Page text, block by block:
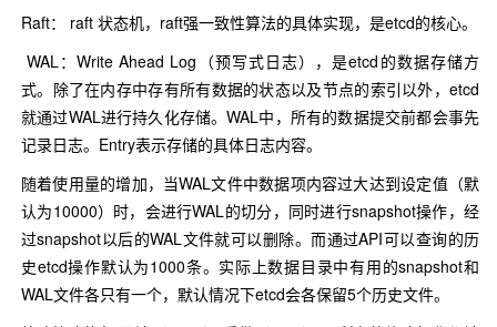
Raft： raft 状态机，raft强一致性算法的具体实现，是etcd的核心。
WAL：Write Ahead Log（预写式日志），是etcd的数据存储方
式。除了在内存中存有所有数据的状态以及节点的索引以外，etcd
就通过WAL进行持久化存储。WAL中，所有的数据提交前都会事先
记录日志。Entry表示存储的具体日志内容。
随着使用量的增加，当WAL文件中数据项内容过大达到设定值（默
认为10000）时，会进行WAL的切分，同时进行snapshot操作，经
过snapshot以后的WAL文件就可以删除。而通过API可以查询的历
史etcd操作默认为1000条。实际上数据目录中有用的snapshot和
WAL文件各只有一个，默认情况下etcd会各保留5个历史文件。